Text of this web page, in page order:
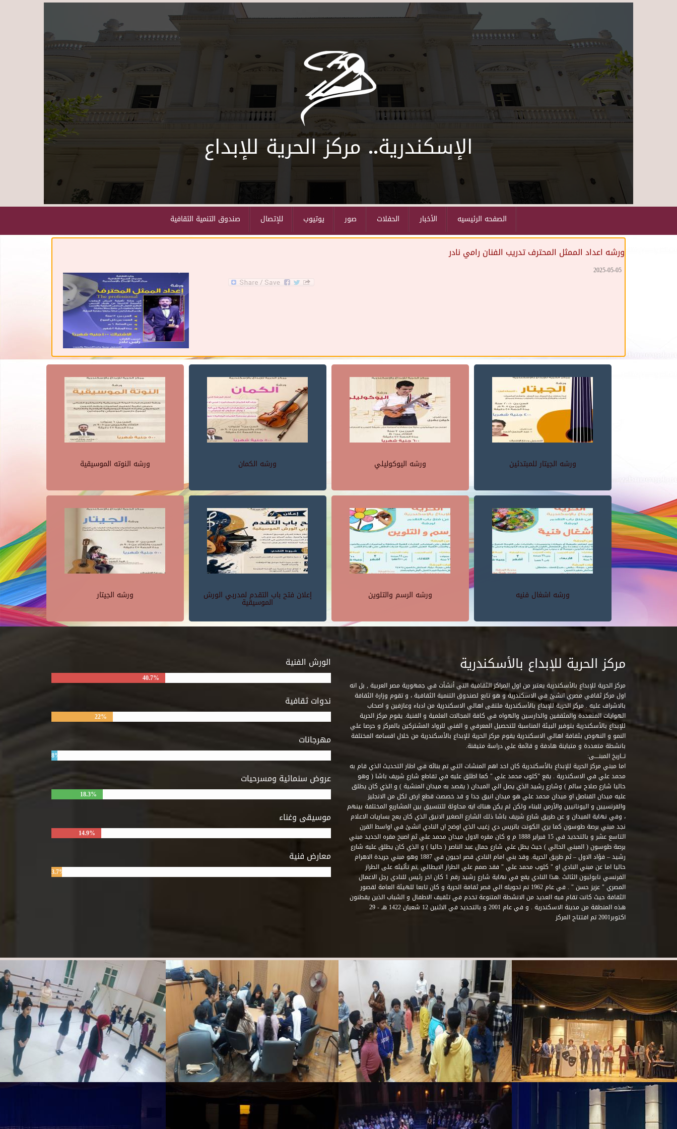
Skip to main content
الإسكندرية.. مركز الحرية للإبداع
صندوق التنمية الثقافية للإتصال يوتيوب صور الحفلات الأخبار الصفحه الرئيسيه
ورشه اعداد الممثل المحترف تدريب الفنان رامي نادر
2025-05-05
ورشه النوته الموسيقية ورشه الكمان ورشه اليوكوليلي ورشه الجيتار للمبتدئين
ورشه الجيتار إعلان فتح باب التقدم لمدربي الورش
الموسيقية
ورشه الرسم والتلوين ورشه اشغال فنيه
الورش الفنية
40.7%
ندوات ثقافية
22%
مهرجانات
8%
عروض سنمائية ومسرحيات
18.3%
موسيقى وغناء
14.9%
معارض فنية
3.7%
مركز الحرية للإبداع بالأسكندرية
مركز الحرية للإبداع بالأسكندرية يعتبر من اول المراكز الثقافية التي أنشأت في جمهورية مصر العربية , بل انه
اول مركز ثقافي مصري انشئ في الاسكندرية و هو تابع لصندوق التنمية الثقافية ، و تقوم وزارة الثقافة
بالاشراف عليه . مركز الحرية للإبداع بالأسكندرية ملتقى اهالي الاسكندرية من ادباء وعازفين و اصحاب
الهوايات المتعددة والمثقفين والدارسين والهواه في كافة المجالات العلمية و الفنية. يقوم مركز الحرية
للإبداع بالأسكندرية بتوفير البيئة المناسبة للتحصيل المعرفي و الفني للرواد المشتركين بالمركز و حرصا علي
النمو و النهوض بثقافة اهالي الاسكندرية يقوم مركز الحرية للإبداع بالأسكندرية من خلال اقسامه المختلفة
بانشطة متعددة و متباينة هادفة و قائمة علي دراسة متيقنة.
تــاريخ المبنــــى:
اما مبني مركز الحرية للإبداع بالأسكندرية كان احد اهم المنشات التي تم بنائه في اطار التحديث الذي قام به
محمد علي في الاسكندرية . يقع "كلوب محمد علي " كما اطلق عليه في تقاطع شارع شريف باشا ( وهو
حاليا شارع صلاح سالم ) وشارع رشيد الذي يصل الي الميدان ( يقصد به ميدان المنشية ) و الذي كان يطلق
عليه ميدان القناصل او ميدان محمد علي هو ميدان انيق جدا و قد خصصت قطع ارض لكل من الانجليز
والفرنسيين و اليونانيين والأرمن للبناء ولكن لم يكن هناك ايه محاولة للتنسيق بين المشاريع المختلفة بينهم
، وفي نهاية الميدان و عن طريق شارع شريف باشا ذلك الشارع الصغير الانيق الذي كان يعج بساريات الاعلام
نجد مبني برصة طوسون كما يري الكونت باتريس دي زغيب الذي اوضح ان النادي انشئ في اواسط القرن
التاسع عشر و بالتحديد في 15 فبراير 1888 م و كان مقره الاول ميدان محمد علي ثم اصبح مقره الجديد مبني
برصة طوسون ( المبني الحالي ) حيث يطل علي شارع جمال عبد الناصر ( حاليا ) و الذي كان يطلق عليه شارع
رشيد – فؤاد الاول – ثم طريق الحرية. وقد بني امام النادي قصر اجيون في 1887 وهو مبني جريدة الاهرام
حاليا اما عن مبني النادي او " كلوب محمد علي " فقد صمم علي الطراز الايطالي ,تم تأثيثه على الطراز
الفرنسي نابوليون الثالث .هذا النادي يقع في نهاية شارع رشيد رقم 1 كان اخر رئيس للنادي رجل الاعمال
المصري " عزيز حسن " . في عام 1962 تم تحويله الي قصر ثقافة الحرية و كان تابعا للهيئة العامة لقصور
الثقافة حيث كانت تقام فيه العديد من الانشطة المتنوعة تخدم في تثقيف الاطفال و الشباب الذين يقطنون
هذه المنطقة من مدينة الاسكندرية . و في عام 2001 و بالتحديد في الاثنين 12 شعبان 1422 هـ - 29
اكتوبر2001 تم افتتاح المركز